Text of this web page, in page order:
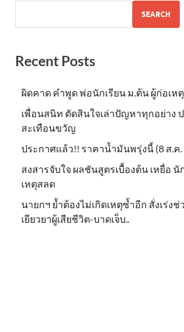
SEARCH
Recent Posts
ผิดคาด คำพูด พ่อนักเรียน ม.ต้น ผู้ก่อเห
เพื่อนสนิท ตัดสินใจเล่าปัญหาทุกอย่าง
สะเทือนขวัญ
ประกาศแล้ว!! ราคาน้ำมันพรุ่งนี้ (8 ส.ค.
สงสารจับใจ ผลชันสูตรเบื้องต้น เหยื่อ นั
เหตุสลด
นายกฯ ย้ำต้องไม่เกิดเหตุซ้ำอีก สั่งเร่งช่
เยียวยาผู้เสียชีวิต-บาดเจ็บ..